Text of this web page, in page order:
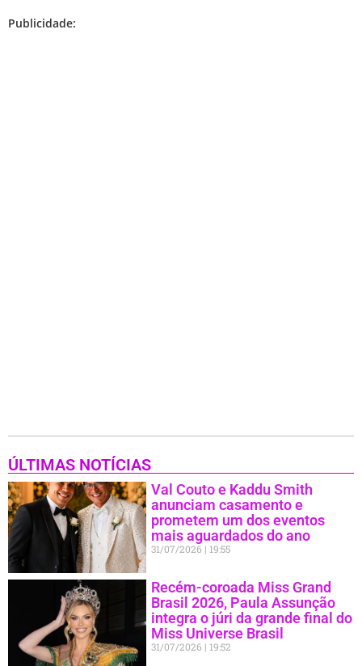
Publicidade:
ÚLTIMAS NOTÍCIAS
Val Couto e Kaddu Smith
anunciam casamento e
prometem um dos eventos
mais aguardados do ano
31/07/2026 19:55
Recém-coroada Miss Grand
Brasil 2026, Paula Assunção
integra o júri da grande final do
Miss Universe Brasil
31/07/2026 19:52